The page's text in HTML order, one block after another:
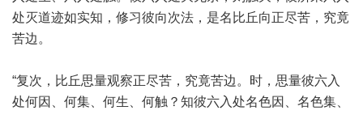
处灭道迹如实知，修习彼向次法，是名比丘向正尽苦，究竟
苦边。
“复次，比丘思量观察正尽苦，究竟苦边。时，思量彼六入
处何因、何集、何生、何触？知彼六入处名色因、名色集、